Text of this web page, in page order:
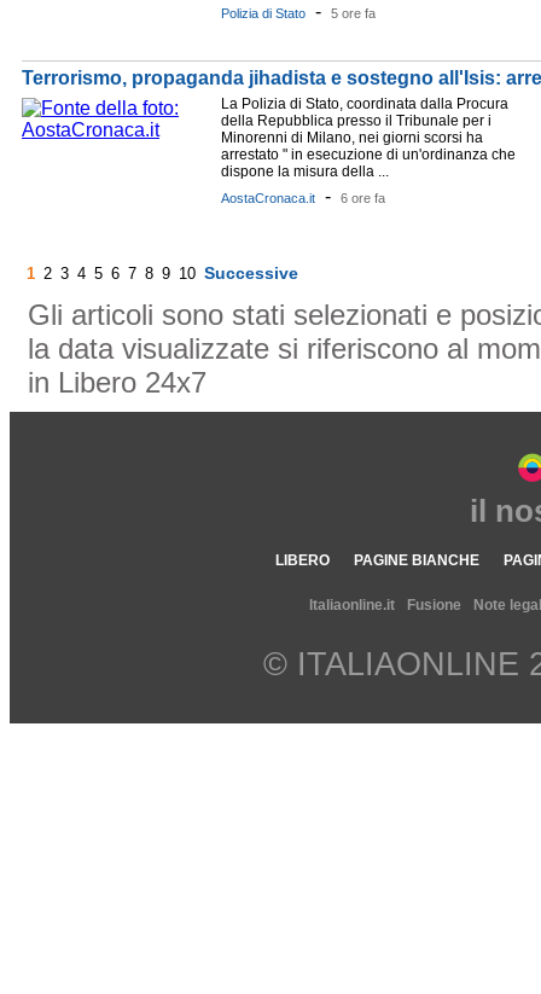
Polizia di Stato - 5 ore fa
Terrorismo, propaganda jihadista e sostegno all'Isis:
La Polizia di Stato, coordinata dalla Procura
della Repubblica presso il Tribunale per i
Minorenni di Milano, nei giorni scorsi ha
arrestato " in esecuzione di un'ordinanza che
dispone la misura della ...
AostaCronaca.it - 6 ore fa
1 2 3 4 5 6 7 8 9 10 Successive
Gli articoli sono stati selezionati e
la data visualizzate si riferiscono al
in Libero 24x7
il
LIBERO PAGINE BIANCHE
Italiaonline.it Fusione Note
© ITALIAONLINE